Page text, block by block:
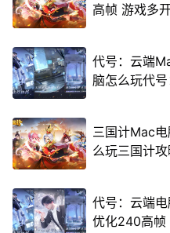
高帧 游戏多
代号：云端
脑怎么玩代
三国计Mac
么玩三国计
代号：云端
优化240高帧